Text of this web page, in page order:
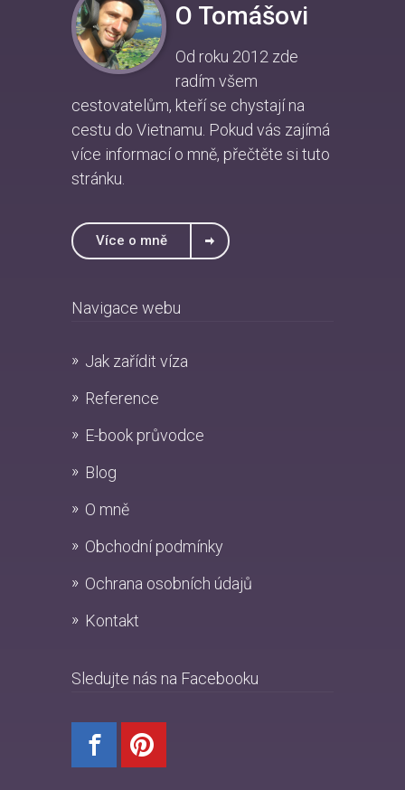
O Tomášovi
Od roku 2012 zde
radím všem
cestovatelům, kteří se chystají na
cestu do Vietnamu. Pokud vás zajímá
více informací o mně, přečtěte si tuto
stránku
Více o mně
Navigace webu
Jak zařídit víza
Reference
E-book průvodce
Blog
O mně
Obchodní podmínky
Ochrana osobních údajů
Kontakt
Sledujte nás na Facebooku